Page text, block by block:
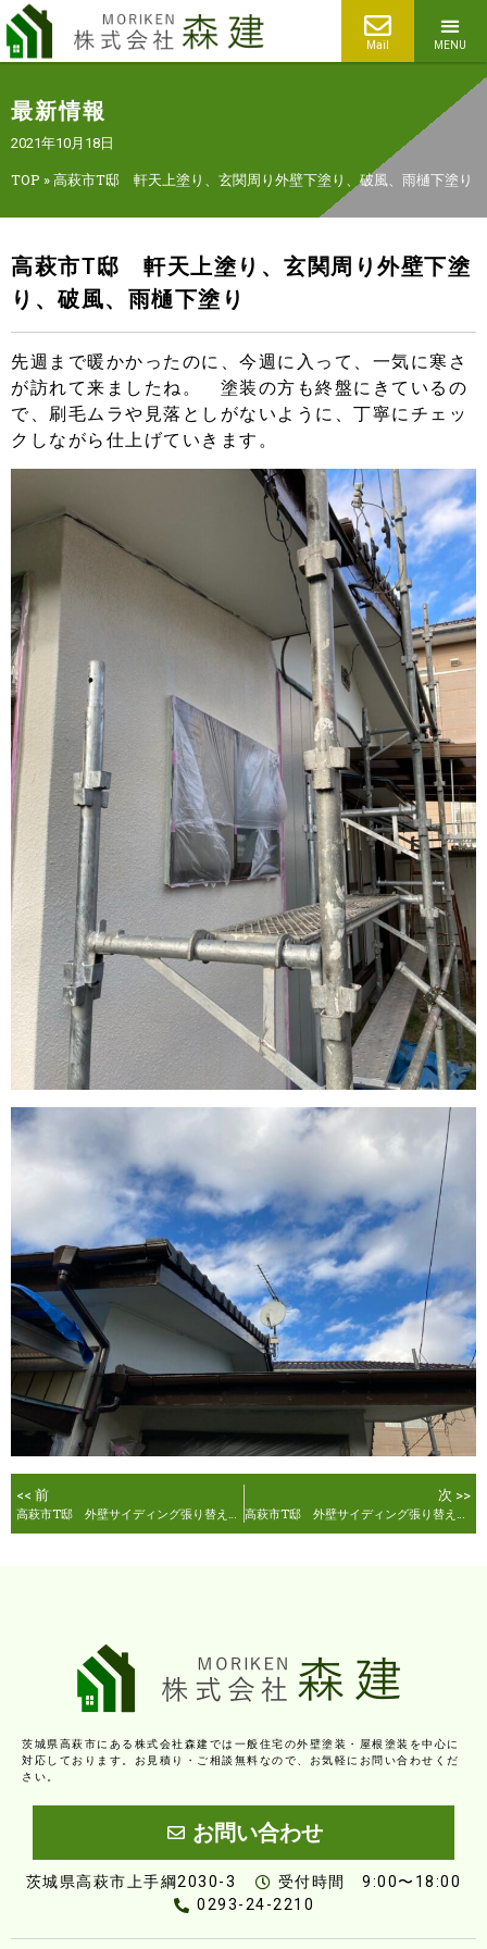
Mail MENU
最新情報
2021年10月18日
TOP »高萩市T邸 軒天上塗り、玄関周り外壁下塗り、破風、雨樋下塗り
高萩市T邸 軒天上塗り、玄関周り外壁下塗
り、破風、雨樋下塗り
先週まで暖かかったのに、今週に入って、一気に寒さ
が訪れて来ましたね。 塗装の方も終盤にきているの
で、刷毛ムラや見落としがないように、丁寧にチェッ
クしながら仕上げていきます。
<< 前
高萩市T邸 外壁サイディング張り替え工事
次 >>
高萩市T邸 外壁サイディング張り替え、玄関周り外壁塗装工事
茨城県高萩市にある株式会社森建では一般住宅の外壁塗装・屋根塗装を中心に
対応しております。お見積り・ご相談無料なので、お気軽にお問い合わせくだ
さい。
お問い合わせ
茨城県高萩市上手綱2030-3
受付時間 9:00〜18:00
0293-24-2210